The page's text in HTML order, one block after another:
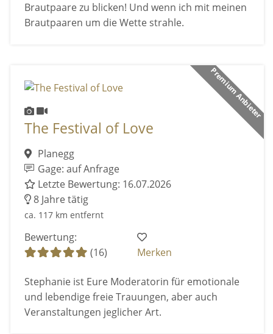
Brautpaare zu blicken! Und wenn ich mit meinen
Brautpaaren um die Wette strahle.
Premium Anbieter
The Festival of Love
Planegg
Gage: auf Anfrage
Letzte Bewertung: 16.07.2026
8 Jahre tätig
ca. 117 km entfernt
Bewertung:
(16)
Merken
Stephanie ist Eure Moderatorin für emotionale
und lebendige freie Trauungen, aber auch
Veranstaltungen jeglicher Art.